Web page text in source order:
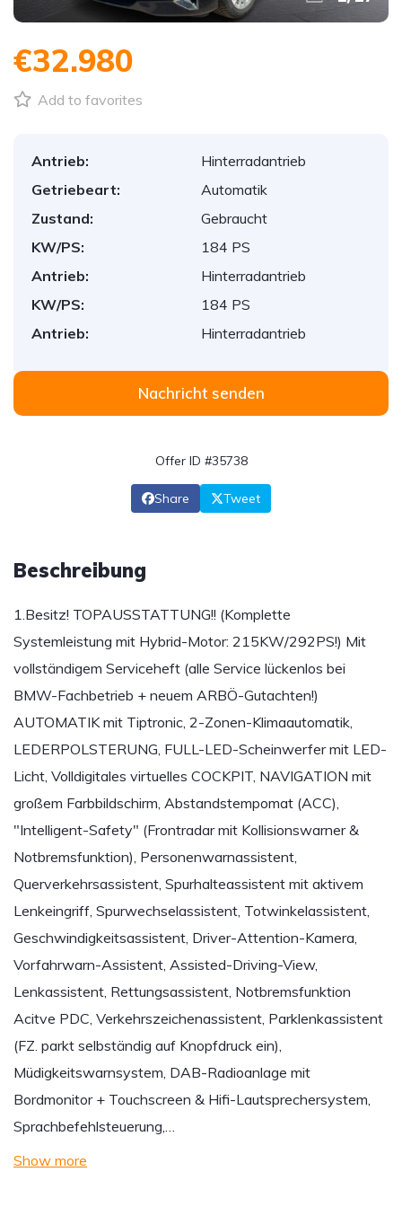
€32.980
Add to favorites
Antrieb:
Hinterradantrieb
Getriebeart:
Automatik
Zustand:
Gebraucht
KW/PS:
184 PS
Antrieb:
Hinterradantrieb
KW/PS:
184 PS
Antrieb:
Hinterradantrieb
Nachricht senden
Offer ID #35738
Share Tweet
Beschreibung
1.Besitz! TOPAUSSTATTUNG!! (Komplette
Systemleistung mit Hybrid-Motor: 215KW/292PS!) Mit
vollständigem Serviceheft (alle Service lückenlos bei
BMW-Fachbetrieb + neuem ARBÖ-Gutachten!)
AUTOMATIK mit Tiptronic, 2-Zonen-Klimaautomatik,
LEDERPOLSTERUNG, FULL-LED-Scheinwerfer mit LED-
Licht, Volldigitales virtuelles COCKPIT, NAVIGATION mit
großem Farbbildschirm, Abstandstempomat (ACC),
"Intelligent-Safety" (Frontradar mit Kollisionswarner &
Notbremsfunktion), Personenwarnassistent,
Querverkehrsassistent, Spurhalteassistent mit aktivem
Lenkeingriff, Spurwechselassistent, Totwinkelassistent,
Geschwindigkeitsassistent, Driver-Attention-Kamera,
Vorfahrwarn-Assistent, Assisted-Driving-View,
Lenkassistent, Rettungsassistent, Notbremsfunktion
Acitve PDC, Verkehrszeichenassistent, Parklenkassistent
(FZ. parkt selbständig auf Knopfdruck ein),
Müdigkeitswarnsystem, DAB-Radioanlage mit
Bordmonitor + Touchscreen & Hifi-Lautsprechersystem,
Sprachbefehlsteuerung,…
Show more